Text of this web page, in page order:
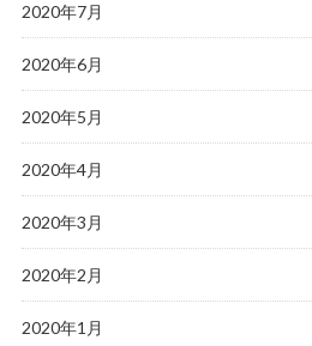
2020年7月
2020年6月
2020年5月
2020年4月
2020年3月
2020年2月
2020年1月